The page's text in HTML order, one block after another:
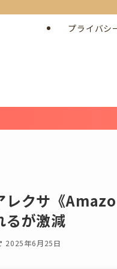
プライバシ
クサ《
るが激減
2025年6月25日